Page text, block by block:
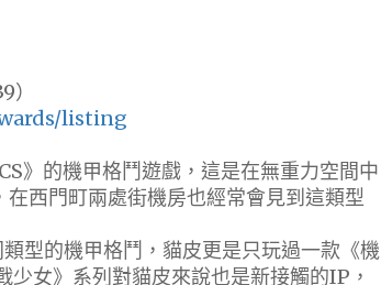
listing
的機甲格鬥遊戲，這是在無重力空間中
西門町兩處街機房也經常會見到這類型
的機甲格鬥，貓皮更是只玩過一款《機
女》系列對貓皮來說也是新接觸的IP，